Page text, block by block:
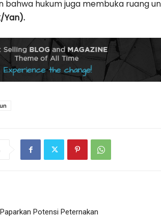
bahwa hukum juga membuka ruang
Yan).
Potensi Peternakan